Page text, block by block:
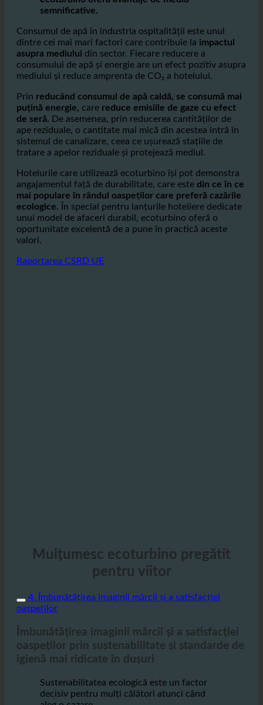
În plus față de beneficiile financiare,
ecoturbino oferă avantaje de mediu
semnificative.
Consumul de apă în industria ospitalității este unul
dintre cei mai mari factori care contribuie laimpactul
asupra mediuluidin sector. Fiecare reducere a
consumului de apă și energie are un efect pozitiv asupra
mediului și reduce amprenta de CO₂ a hotelului.
Prinreducând consumul de apă caldă, se consumă mai
puțină energie, carereduce emisiile de gaze cu efect
de seră.De asemenea, prin reducerea cantităților de
ape reziduale, o cantitate mai mică din acestea intră în
sistemul de canalizare, ceea ce ușurează stațiile de
tratare a apelor reziduale și protejează mediul.
Hotelurile care utilizează ecoturbino își pot demonstra
angajamentul față de durabilitate, care estedin ce în ce
mai populare în rândul oaspeților care preferă cazările
ecologice.În special pentru lanțurile hoteliere dedicate
unui model de afaceri durabil, ecoturbino oferă o
oportunitate excelentă de a pune în practică aceste
valori.
pentru viitor
4. Îmbunătățirea imaginii mărcii și a satisfacției
oaspeților
Îmbunătățirea imaginii mărcii și a satisfacției
igienă mai ridicate în dușuri